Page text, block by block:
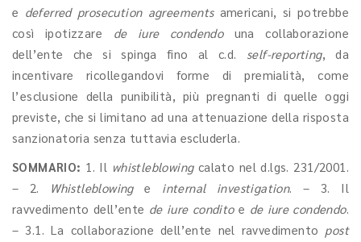
e deferred prosecution agreementsamericani, si potrebbe
così ipotizzare de iure condendouna collaborazione
dell’ente che si spinga fino al c.d. self-reporting, da
incentivare ricollegandovi forme di premialità, come
l’esclusione della punibilità, più pregnanti di quelle oggi
previste, che si limitano ad una attenuazione della risposta
sanzionatoria senza tuttavia escluderla.
SOMMARIO: 1. Il whistleblowingcalato nel d.lgs. 231/2001.
– 2. Whistleblowinge internal investigation. – 3. Il
ravvedimento dell’ente de iure conditoe de iure condendo.
– 3.1. La collaborazione dell’ente nel ravvedimento post